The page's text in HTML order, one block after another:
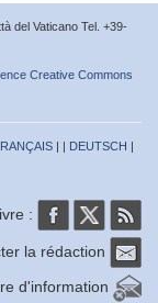
del Vaticano Tel. +39-
Creative Commons
DEUTSCH
:
la rédaction
d'information